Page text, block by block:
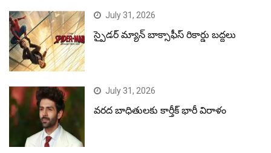
July 31, 2026
స్పైడర్ మ్యాన్ బాక్సాఫీస్ రికార్డు బద్దలు
July 31, 2026
వరద బాధితులకు కార్తీక్ భారీ విరాళం